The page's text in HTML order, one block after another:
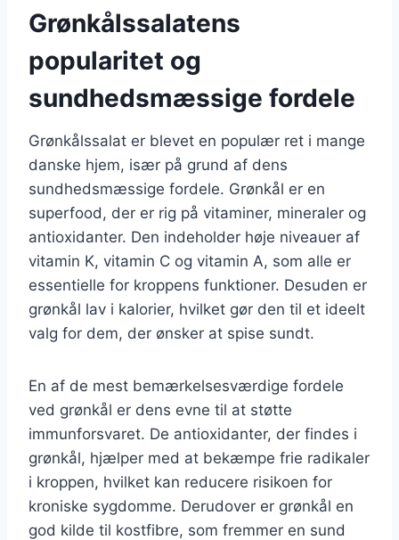
Grønkålssalatens
popularitet og
sundhedsmæssige fordele
Grønkålssalat er blevet en populær ret i mange
danske hjem, især på grund af dens
sundhedsmæssige fordele. Grønkål er en
superfood, der er rig på vitaminer, mineraler og
antioxidanter. Den indeholder høje niveauer af
vitamin K, vitamin C og vitamin A, som alle er
essentielle for kroppens funktioner. Desuden er
grønkål lav i kalorier, hvilket gør den til et ideelt
valg for dem, der ønsker at spise sundt.
En af de mest bemærkelsesværdige fordele
ved grønkål er dens evne til at støtte
immunforsvaret. De antioxidanter, der findes i
grønkål, hjælper med at bekæmpe frie radikaler
i kroppen, hvilket kan reducere risikoen for
kroniske sygdomme. Derudover er grønkål en
god kilde til kostfibre, som fremmer en sund